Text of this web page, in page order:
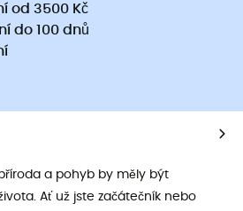
od 3500 Kč
do 100 dnů
a pohyb by měly být
Ať už jste začátečník nebo